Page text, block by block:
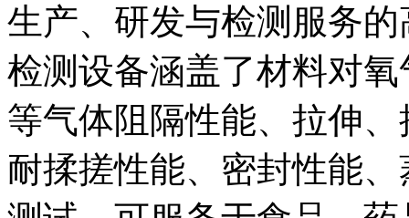
生产、研发与检测服务
检测设备涵盖了材料对
等气体阻隔性能、拉伸
耐揉搓性能、密封性能